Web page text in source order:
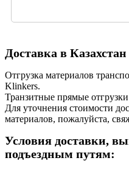
Доставка в Казахстан
Отгрузка материалов
Klinkers.
Транзитные прямые отгрузки
Для уточнения стоимости
материалов, пожалуйста,
Условия доставки,
подъездным путям: